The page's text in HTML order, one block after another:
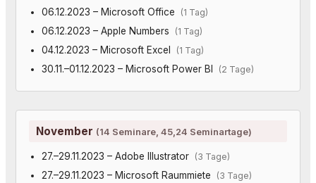
06.12.2023 – Microsoft Office (1 Tag)
06.12.2023 – Apple Numbers (1 Tag)
04.12.2023 – Microsoft Excel (1 Tag)
30.11.–01.12.2023 – Microsoft Power BI (2 Tage)
November (14 Seminare, 45,24 Seminartage)
27.–29.11.2023 – Adobe Illustrator (3 Tage)
27.–29.11.2023 – Microsoft Raummiete (3 Tage)